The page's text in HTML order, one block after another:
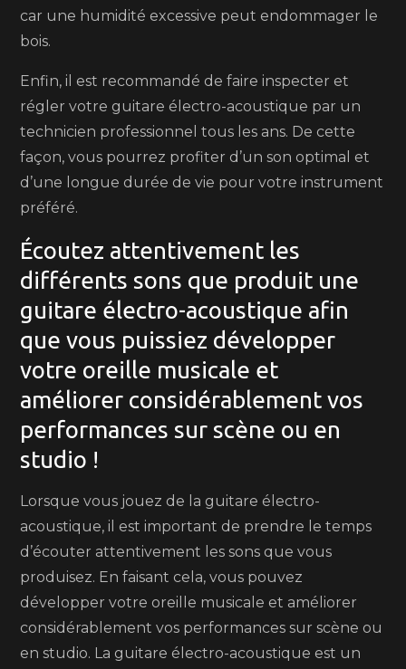
car une humidité excessive peut endommager le
bois.
Enfin, il est recommandé de faire inspecter et
régler votre guitare électro-acoustique par un
technicien professionnel tous les ans. De cette
façon, vous pourrez profiter d’un son optimal et
d’une longue durée de vie pour votre instrument
préféré.
Écoutez attentivement les
différents sons que produit une
guitare électro-acoustique afin
que vous puissiez développer
votre oreille musicale et
améliorer considérablement vos
performances sur scène ou en
studio !
Lorsque vous jouez de la guitare électro-
acoustique, il est important de prendre le temps
d’écouter attentivement les sons que vous
produisez. En faisant cela, vous pouvez
développer votre oreille musicale et améliorer
considérablement vos performances sur scène ou
en studio. La guitare électro-acoustique est un